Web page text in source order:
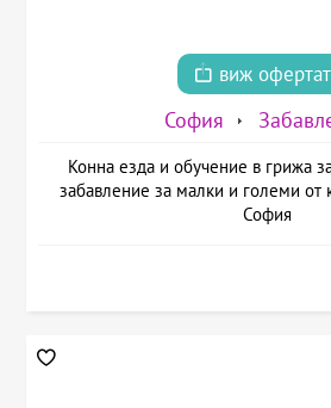
виж
София
Конна езда и обучение в грижа
забавление за малки и големи от
София